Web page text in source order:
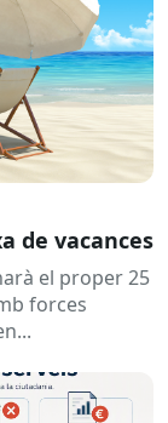
de vacances
el proper 25
forces